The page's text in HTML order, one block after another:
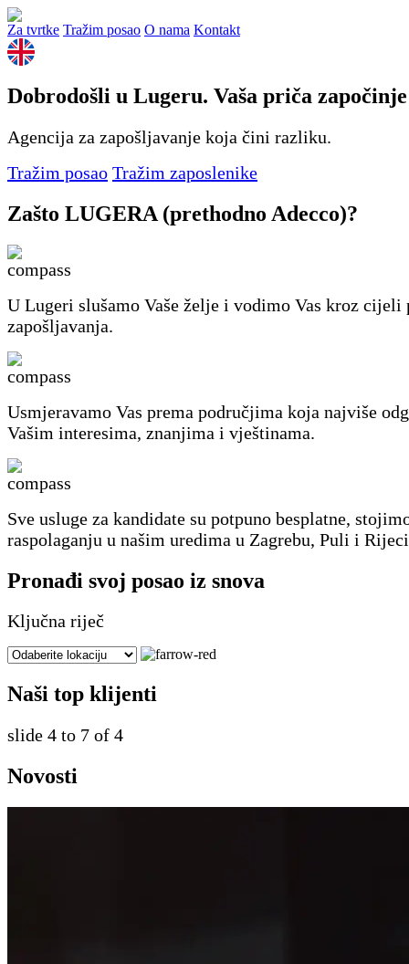
Za tvrtke Tražim posao O nama Kontakt
Dobrodošli u Lugeru. Vaša priča
Agencija za zapošljavanje koja čini razliku.
Tražim posao Tražim zaposlenike
Zašto LUGERA (prethodno Adecco)?
U Lugeri slušamo Vaše želje i vodimo Vas kroz cijeli
zapošljavanja.
Usmjeravamo Vas prema područjima koja najviše
Vašim interesima, znanjima i vještinama.
Sve usluge za kandidate su potpuno besplatne,
raspolaganju u našim uredima u Zagrebu, Puli i Rijeci
Pronađi svoj posao iz snova
Ključna riječ
Naši top klijenti
slide 4 to 7 of 4
Novosti